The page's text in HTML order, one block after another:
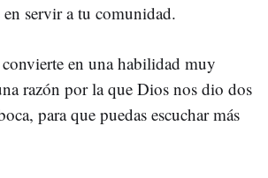
servir a tu comunidad.
convierte en una habilidad muy
razón por la que Dios nos dio dos
para que puedas escuchar más